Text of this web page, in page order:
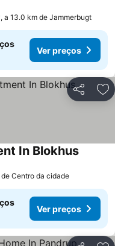
a 13.0 km de Jammerbugt
Ver preços
Partilhar
In Blokhus
de Centro da cidade
Ver preços